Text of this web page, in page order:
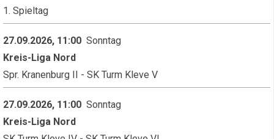
1. Spieltag
27.09.2026, 11:00 Sonntag
Kreis-Liga Nord
Spr. Kranenburg II - SK Turm Kleve V
27.09.2026, 11:00 Sonntag
Kreis-Liga Nord